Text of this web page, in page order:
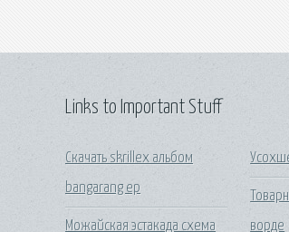
Links to Important Stuff
Скачать skrillex альбом
bangarang ep
Можайская эстакада схема
ворде